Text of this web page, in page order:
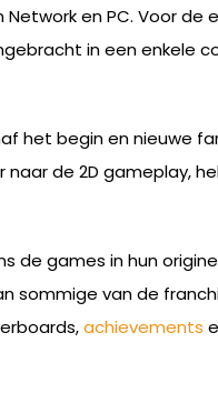
Network en PC. Voor de
in een enkele
het begin en nieuwe
naar de 2D gameplay,
de games in hun
sommige van de
achievements